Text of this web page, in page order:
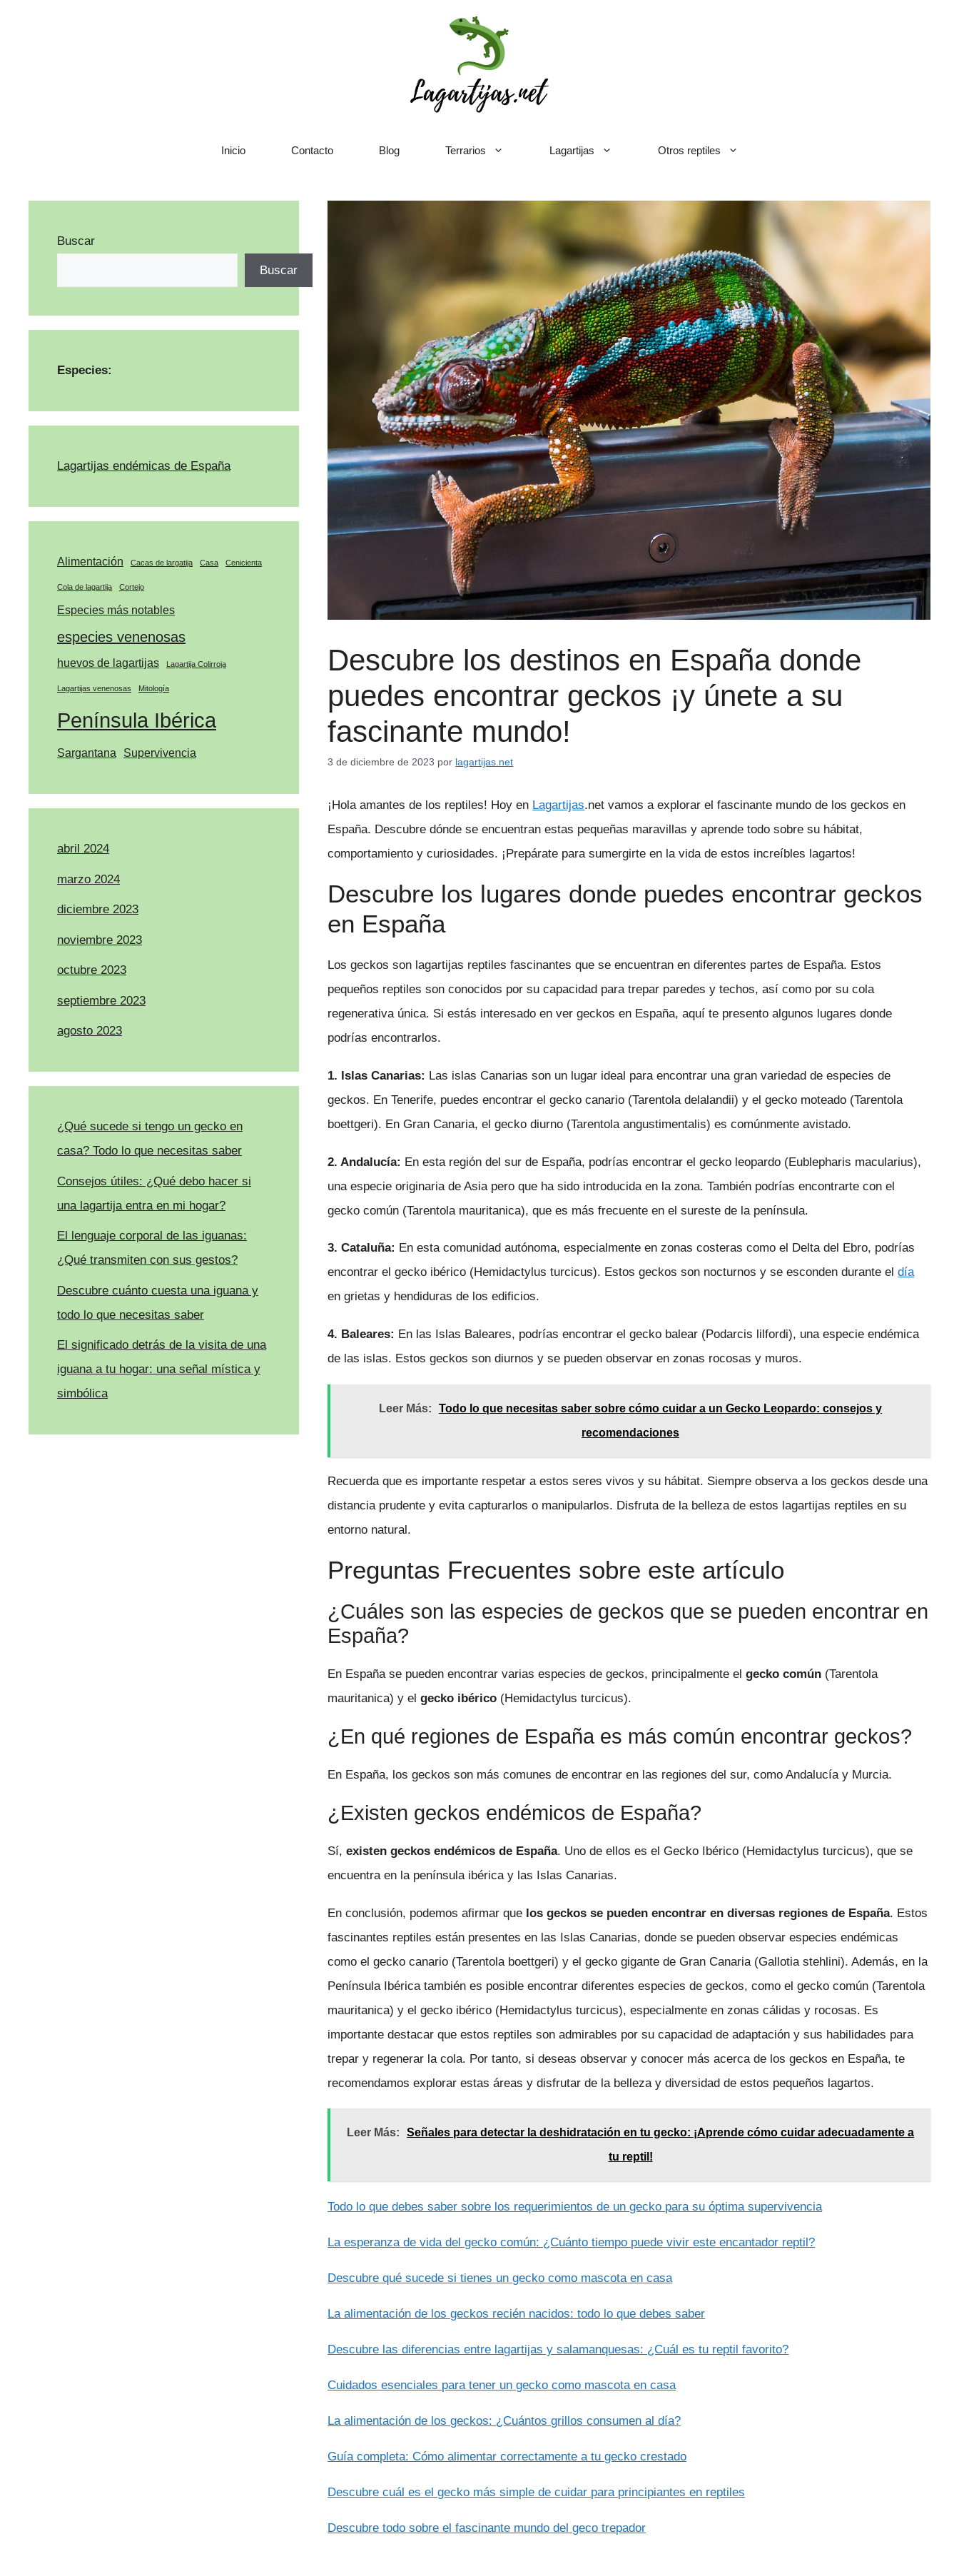
Inicio Contacto Blog Terrarios Lagartijas Otros reptiles
Descubre los destinos en España donde
puedes encontrar geckos ¡y únete a su
fascinante mundo!
3 de diciembre de 2023 por lagartijas.net
¡Hola amantes de los reptiles! Hoy en Lagartijas.net vamos a explorar el fascinante mundo de los geckos en
España. Descubre dónde se encuentran estas pequeñas maravillas y aprende todo sobre su hábitat,
comportamiento y curiosidades. ¡Prepárate para sumergirte en la vida de estos increíbles lagartos!
Descubre los lugares donde puedes encontrar geckos
en España
Los geckos son lagartijas reptiles fascinantes que se encuentran en diferentes partes de España. Estos
pequeños reptiles son conocidos por su capacidad para trepar paredes y techos, así como por su cola
regenerativa única. Si estás interesado en ver geckos en España, aquí te presento algunos lugares donde
podrías encontrarlos.
1. Islas Canarias: Las islas Canarias son un lugar ideal para encontrar una gran variedad de especies de
geckos. En Tenerife, puedes encontrar el gecko canario (Tarentola delalandii) y el gecko moteado (Tarentola
boettgeri). En Gran Canaria, el gecko diurno (Tarentola angustimentalis) es comúnmente avistado.
2. Andalucía: En esta región del sur de España, podrías encontrar el gecko leopardo (Eublepharis macularius),
una especie originaria de Asia pero que ha sido introducida en la zona. También podrías encontrarte con el
gecko común (Tarentola mauritanica), que es más frecuente en el sureste de la península.
3. Cataluña: En esta comunidad autónoma, especialmente en zonas costeras como el Delta del Ebro, podrías
encontrar el gecko ibérico (Hemidactylus turcicus). Estos geckos son nocturnos y se esconden durante eldía
en grietas y hendiduras de los edificios.
4. Baleares: En las Islas Baleares, podrías encontrar el gecko balear (Podarcis lilfordi), una especie endémica
de las islas. Estos geckos son diurnos y se pueden observar en zonas rocosas y muros.
Leer Más:
Todo lo que necesitas saber sobre cómo cuidar a un Gecko Leopardo: consejos y
recomendaciones
Recuerda que es importante respetar a estos seres vivos y su hábitat. Siempre observa a los geckos desde una
distancia prudente y evita capturarlos o manipularlos. Disfruta de la belleza de estos lagartijas reptiles en su
entorno natural.
Preguntas Frecuentes sobre este artículo
¿Cuáles son las especies de geckos que se pueden encontrar en
España?
En España se pueden encontrar varias especies de geckos, principalmente elgecko común (Tarentola
mauritanica) y elgecko ibérico (Hemidactylus turcicus).
¿En qué regiones de España es más común encontrar geckos?
En España, los geckos son más comunes de encontrar en las regiones del sur, como Andalucía y Murcia.
¿Existen geckos endémicos de España?
Sí,existen geckos endémicos de España. Uno de ellos es el Gecko Ibérico (Hemidactylus turcicus), que se
encuentra en la península ibérica y las Islas Canarias.
En conclusión, podemos afirmar que los geckos se pueden encontrar en diversas regiones de España. Estos
fascinantes reptiles están presentes en las Islas Canarias, donde se pueden observar especies endémicas
como el gecko canario (Tarentola boettgeri) y el gecko gigante de Gran Canaria (Gallotia stehlini). Además, en la
Península Ibérica también es posible encontrar diferentes especies de geckos, como el gecko común (Tarentola
mauritanica) y el gecko ibérico (Hemidactylus turcicus), especialmente en zonas cálidas y rocosas. Es
importante destacar que estos reptiles son admirables por su capacidad de adaptación y sus habilidades para
trepar y regenerar la cola. Por tanto, si deseas observar y conocer más acerca de los geckos en España, te
recomendamos explorar estas áreas y disfrutar de la belleza y diversidad de estos pequeños lagartos.
Leer Más:
Señales para detectar la deshidratación en tu gecko: ¡Aprende cómo cuidar adecuadamente a
tu reptil!
Todo lo que debes saber sobre los requerimientos de un gecko para su óptima supervivencia
La esperanza de vida del gecko común: ¿Cuánto tiempo puede vivir este encantador reptil?
Descubre qué sucede si tienes un gecko como mascota en casa
La alimentación de los geckos recién nacidos: todo lo que debes saber
Descubre las diferencias entre lagartijas y salamanquesas: ¿Cuál es tu reptil favorito?
Cuidados esenciales para tener un gecko como mascota en casa
La alimentación de los geckos: ¿Cuántos grillos consumen al día?
Guía completa: Cómo alimentar correctamente a tu gecko crestado
Descubre cuál es el gecko más simple de cuidar para principiantes en reptiles
Descubre todo sobre el fascinante mundo del geco trepador
Buscar
Buscar
Especies:
Lagartijas endémicas de España
Alimentación Cacas de largatija Casa Cenicienta
Cola de lagartija Cortejo
Especies más notables
especies venenosas
huevos de lagartijas Lagartija Colirroja
Lagartijas venenosas Mitología
Península Ibérica
Sargantana Supervivencia
abril 2024
marzo 2024
diciembre 2023
noviembre 2023
octubre 2023
septiembre 2023
agosto 2023
¿Qué sucede si tengo un gecko en
casa? Todo lo que necesitas saber
Consejos útiles: ¿Qué debo hacer si
una lagartija entra en mi hogar?
El lenguaje corporal de las iguanas:
¿Qué transmiten con sus gestos?
Descubre cuánto cuesta una iguana y
todo lo que necesitas saber
El significado detrás de la visita de una
iguana a tu hogar: una señal mística y
simbólica